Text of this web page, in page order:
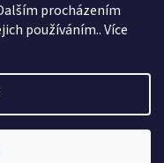
procházením
používáním.. Více
vyhrazena.